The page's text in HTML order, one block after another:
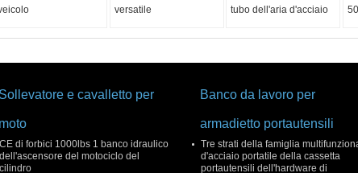
versatile
tubo dell'aria d'acciaio
Sollevatore e cavalletto per
moto
CE di forbici 1000lbs 1 banco idraulico
dell'ascensore del motociclo del
cilindro
Banco da lavoro per
armadietto portautensili
Tre strati della famiglia
d'acciaio portatile della cassetta
portautensili dell'hardware di